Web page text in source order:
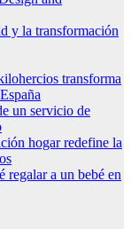
y la transformación
transforma
un servicio de
hogar redefine la
regalar a un bebé en